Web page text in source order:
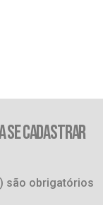
SE CADASTRAR
) são obrigatórios